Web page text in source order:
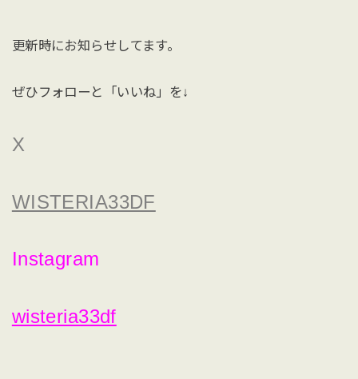
更新時にお知らせしてます。
ぜひフォローと「いいね」を↓
X
WISTERIA33DF
Instagram
wisteria33df